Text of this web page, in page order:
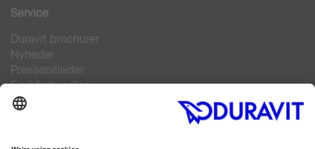
Service
Duravit brochurer
Nyheder
Pressebilleder
Find forhandler
Kontakt